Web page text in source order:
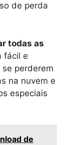
de perda
todas as
fácil e
perderem
na nuvem e
especiais
de